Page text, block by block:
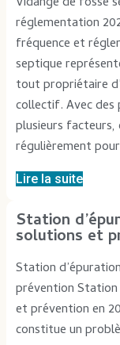
réglementation
fréquence et
septique
tout propriétaire
collectif. Avec des
plusieurs
régulièrement
Lire la suite
Station
solutions et
Station
prévention Station
et prévention en
constitue un